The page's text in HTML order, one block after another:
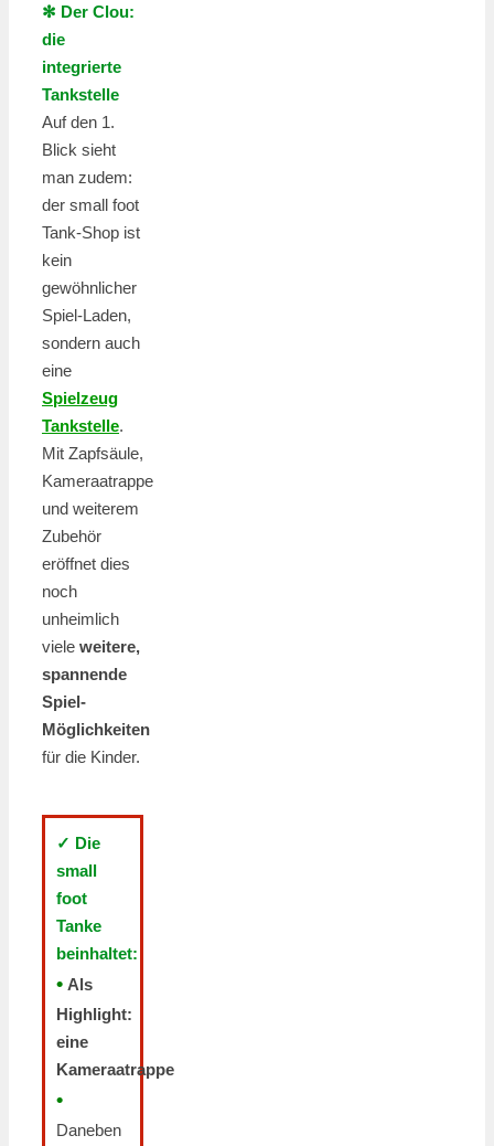
✻ Der Clou:
die
integrierte
Tankstelle
Auf den 1.
Blick sieht
man zudem:
der small foot
Tank-Shop ist
kein
gewöhnlicher
Spiel-Laden,
sondern auch
eine
Spielzeug
Tankstelle.
Mit Zapfsäule,
Kameraatrappe
und weiterem
Zubehör
eröffnet dies
noch
unheimlich
viele weitere,
spannende
Spiel-
Möglichkeiten
für die Kinder.
✓ Die
small
foot
Tanke
beinhaltet:
• Als
Highlight:
eine
Kameraatrappe
•
Daneben